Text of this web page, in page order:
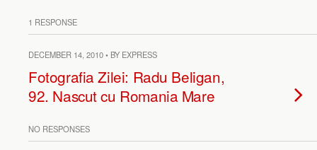
1 RESPONSE
DECEMBER 14, 2010 • BY EXPRESS
Fotografia Zilei: Radu Beligan,
92. Nascut cu Romania Mare
NO RESPONSES